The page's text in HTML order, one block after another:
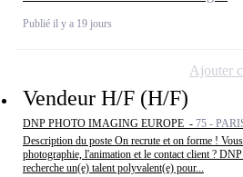
Publié il y a 19 jours
Vendeur H/F (H/F)
DNP PHOTO IMAGING EUROPE - 75 -
Description du poste On recrute et on forme !
photographie, l'animation et le contact client ?
recherche un(e) talent polyvalent(e) pour...
Ajouter